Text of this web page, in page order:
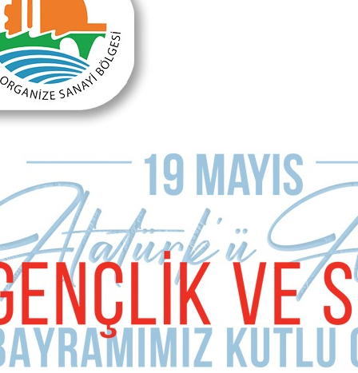
MAKALE YORUMLARI
İsim Soyad
E-mail Adresiniz (zorunlu değil)
Telefon (zorunlu değil)
Yorumunuz